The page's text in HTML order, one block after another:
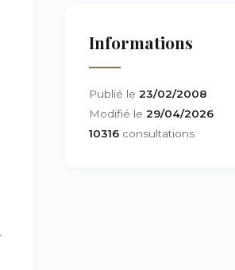
Informations
Publié le 23/02/2008
Modifié le 29/04/2026
10316 consultations